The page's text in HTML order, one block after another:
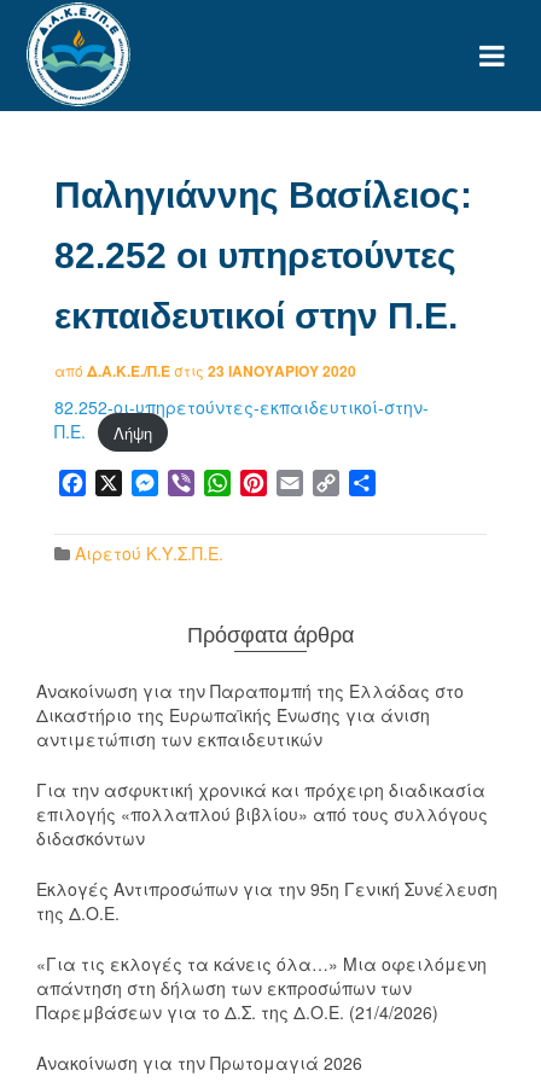
Παληγιάννης Βασίλειος:
82.252 οι υπηρετούντες
εκπαιδευτικοί στην Π.Ε.
από Δ.Α.Κ.Ε./Π.Εστις 23 ΙΑΝΟΥΑΡΊΟΥ 2020
82.252-οι-υπηρετούντες-εκπαιδευτικοί-στην-
Π.Ε.
Λήψη
Facebook Messenger
Viber WhatsApp
Pinterest
Email Copy
Αιρετού Κ.Υ.Σ.Π.Ε.
Πρόσφατα άρθρα
Ανακοίνωση για την Παραπομπή της Ελλάδας στο
Δικαστήριο της Ευρωπαϊκής Ένωσης για άνιση
αντιμετώπιση των εκπαιδευτικών
Για την ασφυκτική χρονικά και πρόχειρη διαδικασία
επιλογής «πολλαπλού βιβλίου» από τους συλλόγους
διδασκόντων
Εκλογές Αντιπροσώπων για την 95η Γενική Συνέλευση
της Δ.Ο.Ε.
«Για τις εκλογές τα κάνεις όλα…» Μια οφειλόμενη
απάντηση στη δήλωση των εκπροσώπων των
Παρεμβάσεων για το Δ.Σ. της Δ.Ο.Ε. (21/4/2026)
Ανακοίνωση για την Πρωτομαγιά 2026